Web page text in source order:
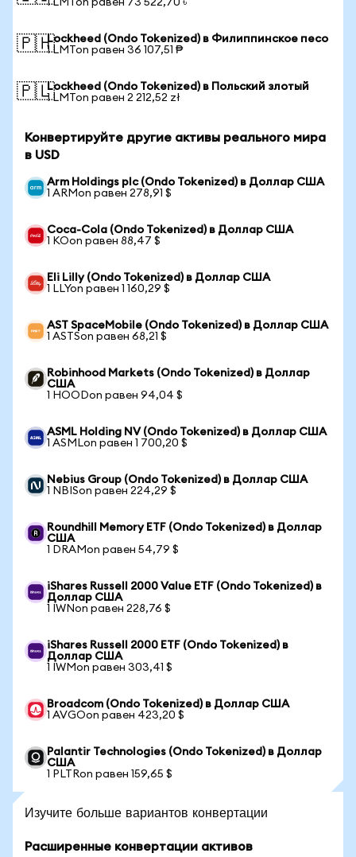
1 LMTon равен 73 522,70 ৳
🇵🇭Lockheed (Ondo Tokenized) в Филиппинское песо
1 LMTon равен 36 107,51 ₱
🇵🇱Lockheed (Ondo Tokenized) в Польский злотый
1 LMTon равен 2 212,52 zł
Конвертируйте другие активы реального мира
в USD
Arm Holdings plc (Ondo Tokenized) в Доллар США
1 ARMon равен 278,91 $
Coca-Cola (Ondo Tokenized) в Доллар США
1 KOon равен 88,47 $
Eli Lilly (Ondo Tokenized) в Доллар США
1 LLYon равен 1 160,29 $
AST SpaceMobile (Ondo Tokenized) в Доллар США
1 ASTSon равен 68,21 $
Robinhood Markets (Ondo Tokenized) в Доллар
США
1 HOODon равен 94,04 $
ASML Holding NV (Ondo Tokenized) в Доллар США
1 ASMLon равен 1 700,20 $
Nebius Group (Ondo Tokenized) в Доллар США
1 NBISon равен 224,29 $
Roundhill Memory ETF (Ondo Tokenized) в Доллар
США
1 DRAMon равен 54,79 $
iShares Russell 2000 Value ETF (Ondo Tokenized) в
Доллар США
1 IWNon равен 228,76 $
iShares Russell 2000 ETF (Ondo Tokenized) в
Доллар США
1 IWMon равен 303,41 $
Broadcom (Ondo Tokenized) в Доллар США
1 AVGOon равен 423,20 $
Palantir Technologies (Ondo Tokenized) в Доллар
США
1 PLTRon равен 159,65 $
Изучите больше вариантов конвертации
Расширенные конвертации активов